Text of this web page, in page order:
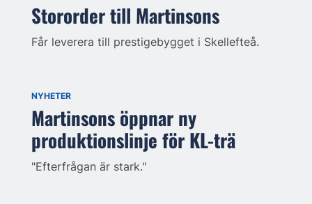
Stororder till Martinsons
Får leverera till prestigebygget i Skellefteå.
NYHETER
Martinsons öppnar ny
produktionslinje för KL-trä
"Efterfrågan är stark."